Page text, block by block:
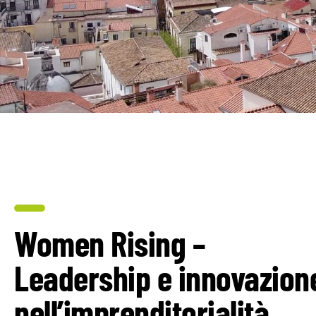
Women Rising –
Leadership e